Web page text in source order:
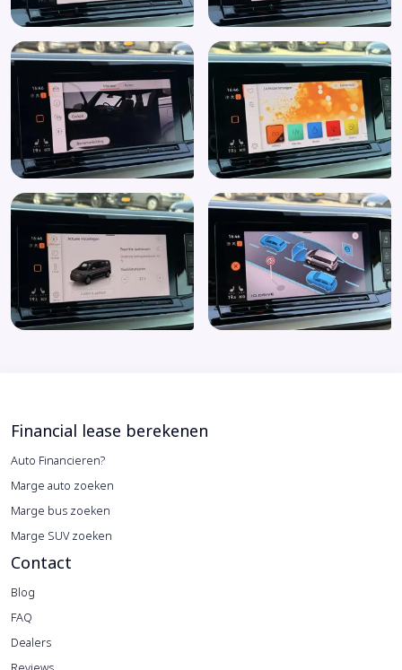
Financial lease berekenen
Auto Financieren?
Marge auto zoeken
Marge bus zoeken
Marge SUV zoeken
Contact
Blog
FAQ
Dealers